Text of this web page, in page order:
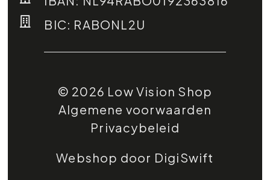
BIC: RABONL2U
© 2026 Low Vision Shop
Algemene voorwaarden
Privacybeleid
Webshop door DigiSwift